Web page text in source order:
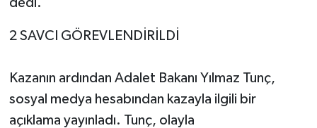
2 SAVCI GÖREVLENDİRİLDİ
Kazanın ardından Adalet Bakanı Yılmaz Tunç,
sosyal medya hesabından kazayla ilgili bir
açıklama yayınladı. Tunç, olayla